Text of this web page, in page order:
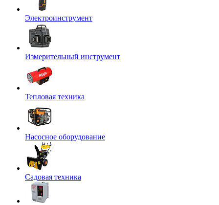
Электроинструмент
Измерительный инструмент
Тепловая техника
Насосное оборудование
Садовая техника